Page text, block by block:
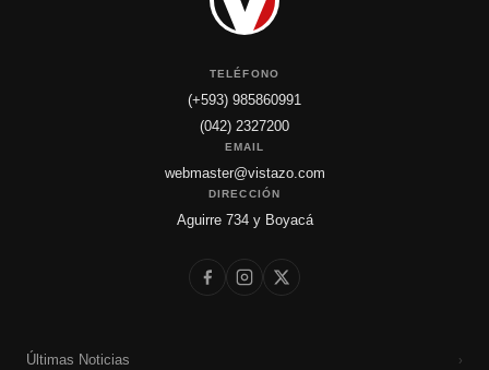
TELÉFONO
(+593) 985860991
(042) 2327200
EMAIL
webmaster@vistazo.com
DIRECCIÓN
Aguirre 734 y Boyacá
Últimas Noticias ›